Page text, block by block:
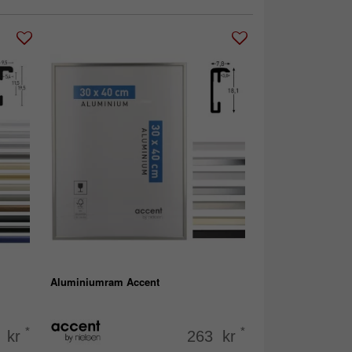
kr *
Aluminiumram Accent
263 kr *